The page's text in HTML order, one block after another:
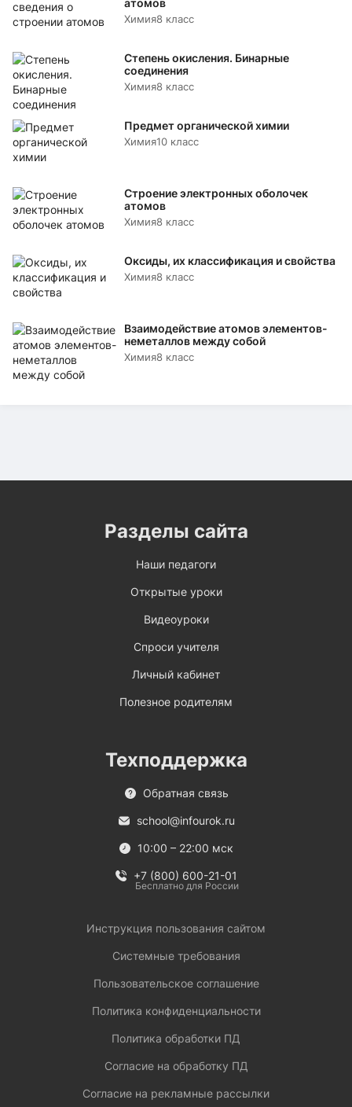
атомов
Химия8 класс
Степень окисления. Бинарные
соединения
Химия8 класс
Предмет органической химии
Химия10 класс
Строение электронных оболочек
атомов
Химия8 класс
Оксиды, их классификация и свойства
Химия8 класс
Взаимодействие атомов элементов-
неметаллов между собой
Химия8 класс
Разделы сайта
Наши педагоги
Открытые уроки
Видеоуроки
Спроси учителя
Личный кабинет
Полезное родителям
Техподдержка
Обратная связь
school@infourok.ru
10:00 – 22:00 мск
+7 (800) 600-21-01
Бесплатно для России
Инструкция пользования сайтом
Системные требования
Пользовательское соглашение
Политика конфиденциальности
Политика обработки ПД
Согласие на обработку ПД
Согласие на рекламные рассылки